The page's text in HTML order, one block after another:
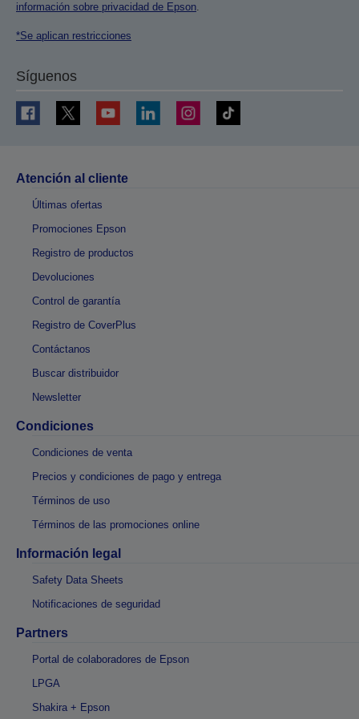
información sobre privacidad de Epson.
*Se aplican restricciones
Síguenos
Atención al cliente
Últimas ofertas
Promociones Epson
Registro de productos
Devoluciones
Control de garantía
Registro de CoverPlus
Contáctanos
Buscar distribuidor
Newsletter
Condiciones
Condiciones de venta
Precios y condiciones de pago y entrega
Términos de uso
Términos de las promociones online
Información legal
Safety Data Sheets
Notificaciones de seguridad
Partners
Portal de colaboradores de Epson
LPGA
Shakira + Epson